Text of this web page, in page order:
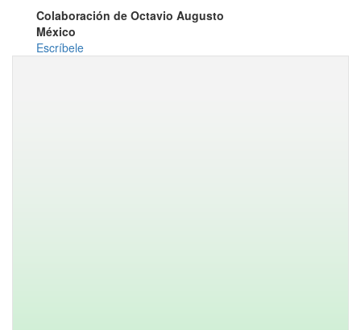
Colaboración de Octavio Augusto
México
Escríbele